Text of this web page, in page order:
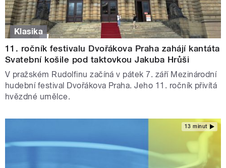
Klasika
11. ročník festivalu Dvořákova Praha zahájí kantáta
Svatební košile pod taktovkou Jakuba Hrůši
V pražském Rudolfinu začíná v pátek 7. září Mezinárodní
hudební festival Dvořákova Praha. Jeho 11. ročník přivítá
hvězdné umělce.
13 minut